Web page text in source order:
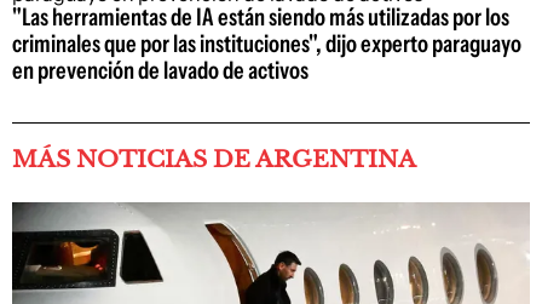
"Las herramientas de IA están siendo más utilizadas por los
criminales que por las instituciones", dijo experto paraguayo
en prevención de lavado de activos
MÁS NOTICIAS DE ARGENTINA